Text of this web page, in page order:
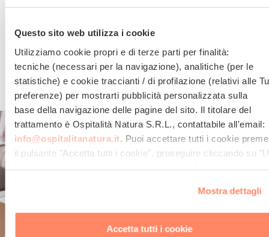
Questo sito web utilizza i cookie
Utilizziamo cookie propri e di terze parti per finalità:
tecniche (necessari per la navigazione), analitiche (per le
statistiche) e cookie traccianti / di profilazione (relativi alle
preferenze) per mostrarti pubblicità personalizzata sulla
base della navigazione delle pagine del sito. Il titolare del
trattamento è Ospitalità Natura S.R.L.
, contattabile all'email:
info@ospitalitanatura.it . Puoi accettare tutti i cookie
il pulsante "Accetta tutti i cookie", proseguire cliccando su
visualizzare le informazioni complete sul trattamento dei dati
clicca qui:"gestione cookie"
Allo stesso link trovi la nostra informativa estesa sui cookie.
Mostra dettagli
Accetta tutti i cookie
Die Küche
Restaurant
Zöliakie
Vegetarische Küche
Bio-Frühstück
Kindermenü